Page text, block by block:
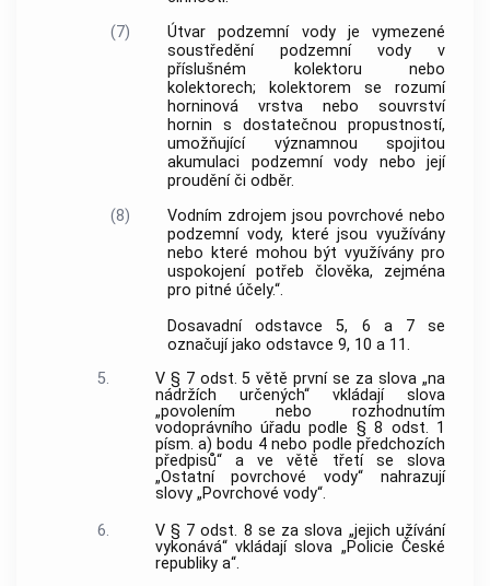
(7)
Útvar podzemní vody je vymezené
soustředění podzemní vody v
příslušném kolektoru nebo
kolektorech; kolektorem se rozumí
horninová vrstva nebo souvrství
hornin s dostatečnou propustností,
umožňující významnou spojitou
akumulaci podzemní vody nebo její
proudění či odběr.
(8)
Vodním zdrojem jsou povrchové nebo
podzemní vody, které jsou využívány
nebo které mohou být využívány pro
uspokojení potřeb člověka, zejména
pro pitné účely.“.
Dosavadní odstavce 5, 6 a 7 se
označují jako odstavce 9, 10 a 11.
5.
V § 7 odst. 5 větě první se za slova „na
nádržích určených“ vkládají slova
„povolením nebo rozhodnutím
vodoprávního úřadu podle § 8 odst. 1
písm. a) bodu 4 nebo podle předchozích
předpisů“ a ve větě třetí se slova
„Ostatní povrchové vody“ nahrazují
slovy „Povrchové vody“.
6.
V § 7 odst. 8 se za slova „jejich užívání
vykonává“ vkládají slova „Policie České
republiky a“.